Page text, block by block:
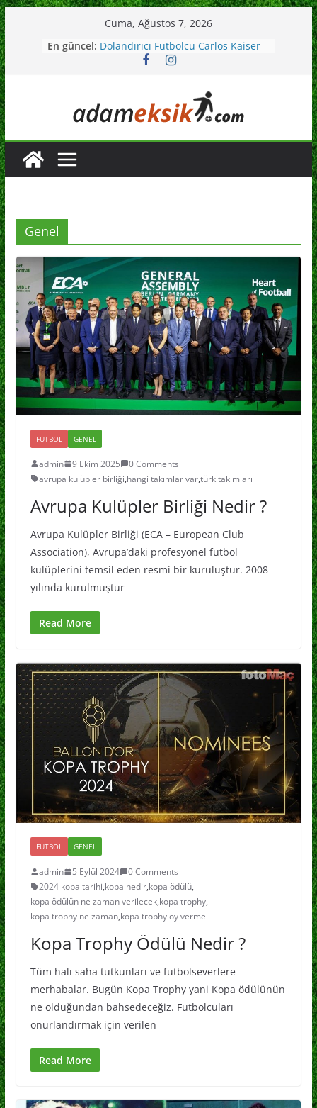
Skip
to
content
Cuma, Ağustos 7, 2026
En güncel: Dolandırıcı Futbolcu Carlos Kaiser
Avrupa Kulüpler Birliği Nedir ?
Adam Eksik İzmir Ligi
Genel
FUTBOL GENEL
admin 9 Ekim 2025
0 Comments
avrupa kulüpler birliği,hangi takımlar var,türk takımları
Avrupa Kulüpler Birliği Nedir ?
Avrupa Kulüpler Birliği (ECA – European Club
Association), Avrupa’daki profesyonel futbol
kulüplerini temsil eden resmi bir kuruluştur. 2008
yılında kurulmuştur
Read More
FUTBOL GENEL
admin 5 Eylül 2024
0 Comments
2024 kopa tarihi,kopa nedir,kopa ödülü,
kopa ödülün ne zaman verilecek,kopa trophy,
kopa trophy ne zaman,kopa trophy oy verme
Kopa Trophy Ödülü Nedir ?
Tüm halı saha tutkunları ve futbolseverlere
merhabalar. Bugün Kopa Trophy yani Kopa ödülünün
ne olduğundan bahsedeceğiz. Futbolcuları
onurlandırmak için verilen
Read More